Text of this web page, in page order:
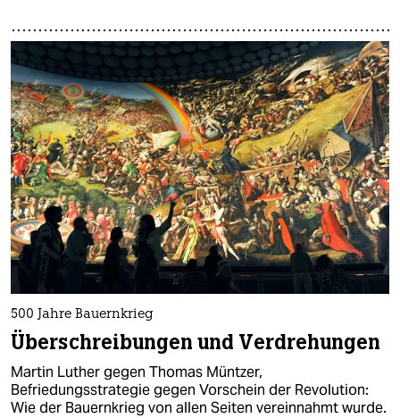
500 Jahre Bauernkrieg
Überschreibungen und Verdrehungen
Martin Luther gegen Thomas Müntzer,
Befriedungsstrategie gegen Vorschein der Revolution:
Wie der Bauernkrieg von allen Seiten vereinnahmt wurde.